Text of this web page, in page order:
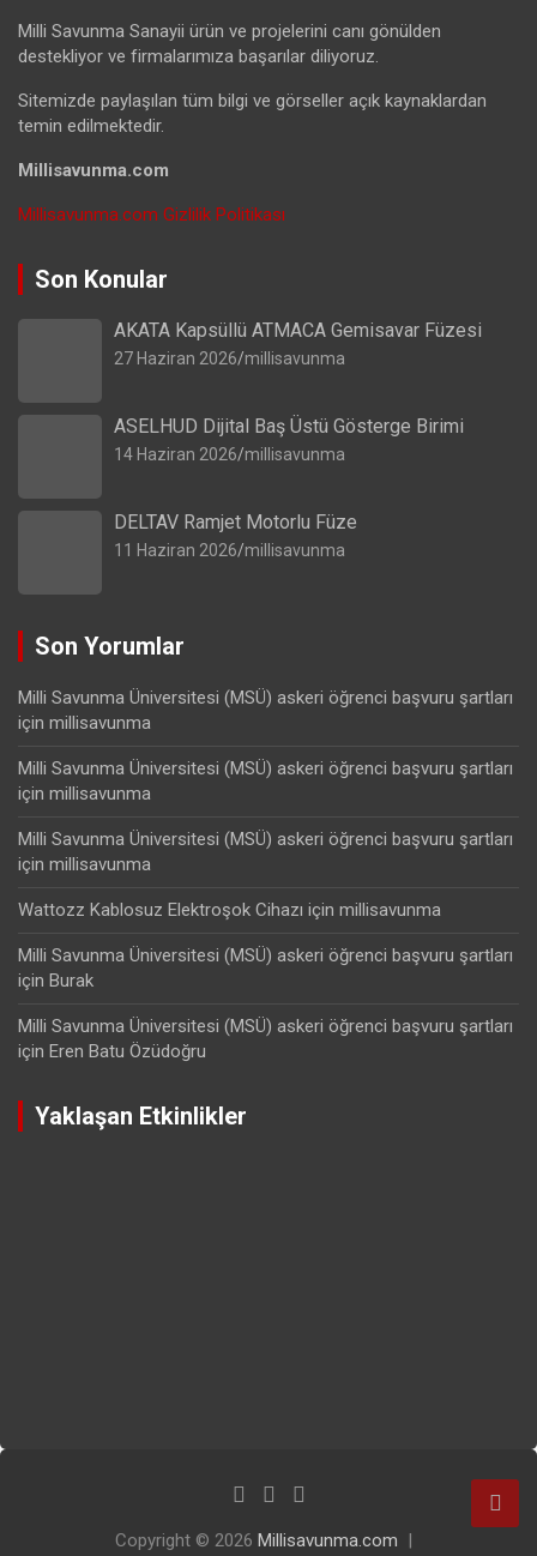
Milli Savunma Sanayii ürün ve projelerini canı gönülden
destekliyor ve firmalarımıza başarılar diliyoruz.
Sitemizde paylaşılan tüm bilgi ve görseller açık kaynaklardan
temin edilmektedir.
Millisavunma.com
Millisavunma.com Gizlilik Politikası
Son Konular
AKATA Kapsüllü ATMACA Gemisavar Füzesi
27 Haziran 2026 millisavunma
ASELHUD Dijital Baş Üstü Gösterge Birimi
14 Haziran 2026 millisavunma
DELTAV Ramjet Motorlu Füze
11 Haziran 2026 millisavunma
Son Yorumlar
Milli Savunma Üniversitesi (MSÜ) askeri öğrenci başvuru şartları
için millisavunma
Milli Savunma Üniversitesi (MSÜ) askeri öğrenci başvuru şartları
için millisavunma
Milli Savunma Üniversitesi (MSÜ) askeri öğrenci başvuru şartları
için millisavunma
Wattozz Kablosuz Elektroşok Cihazı için millisavunma
Milli Savunma Üniversitesi (MSÜ) askeri öğrenci başvuru şartları
için Burak
Milli Savunma Üniversitesi (MSÜ) askeri öğrenci başvuru şartları
için Eren Batu Özüdoğru
Yaklaşan Etkinlikler
Copyright © 2026 Millisavunma.com